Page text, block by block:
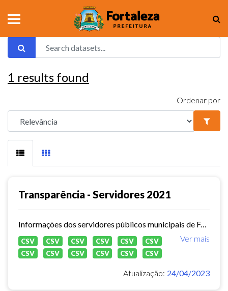
1 results found
Ordenar por
Transparência - Servidores 2021
Informações dos servidores públicos municipais de Fortaleza referente ao ano de 2021.
Ver mais
CSV CSV CSV CSV CSV
CSV
CSV
CSV CSV CSV CSV CSV
Atualização: 24/04/2023